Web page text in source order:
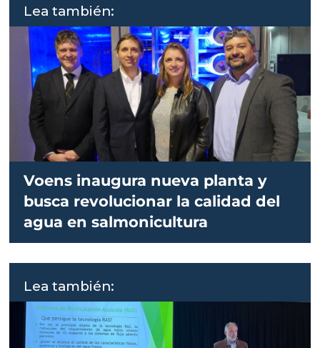
Lea también:
Voens inaugura nueva planta y
busca revolucionar la calidad del
agua en salmonicultura
Lea también: